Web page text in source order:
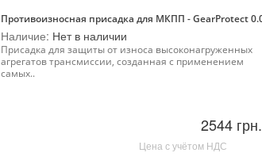
Противоизносная присадка для МКПП - GearProtect
Наличие: Нет в наличии
Присадка для защиты от износа высоконагруженных
агрегатов трансмиссии, созданная с применением
самых..
2544 грн.
Цена с учётом НДС